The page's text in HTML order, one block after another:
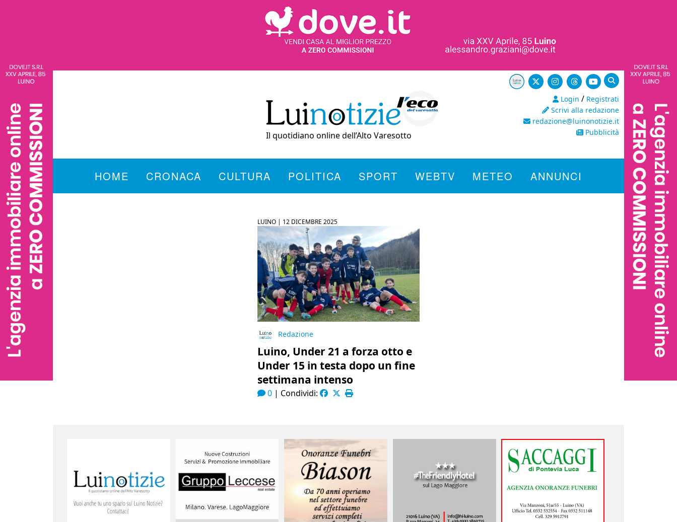
Il quotidiano online dell’Alto Varesotto
Login / Registrati
Scrivi alla redazione
redazione@luinonotizie.it
Pubblicità
HOME CRONACA CULTURA POLITICA SPORT WEBTV METEO ANNUNCI
LUINO | 12 DICEMBRE 2025
Redazione
Luino, Under 21 a forza otto e
Under 15 in testa dopo un fine
settimana intenso
0 | Condividi: